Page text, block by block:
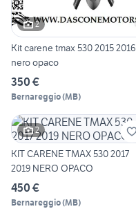
2
Kit carene tmax 530 2015 2016
nero opaco
350 €
Bernareggio(MB)
2
KIT CARENE TMAX 530 2017
2019 NERO OPACO
450 €
Bernareggio(MB)